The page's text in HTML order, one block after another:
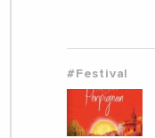
#Festival